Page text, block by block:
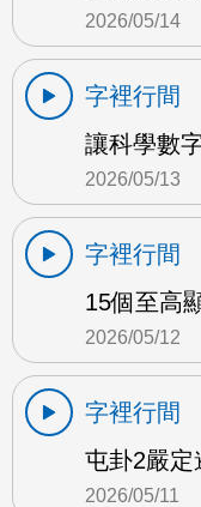
2026/05/14
字裡行間
讓科學數
2026/05/13
字裡行間
15個至高
2026/05/12
字裡行間
屯卦2嚴定
2026/05/11